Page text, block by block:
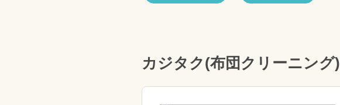
カジタク(布団クリーニング)